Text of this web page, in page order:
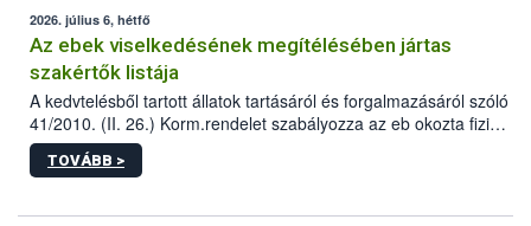
2026. július 6, hétfő
Az ebek viselkedésének megítélésében jártas
szakértők listája
A kedvtelésből tartott állatok tartásáról és forgalmazásáról szóló
41/2010. (II. 26.) Korm.rendelet szabályozza az eb okozta fizikai
sérülés, illetve ennek veszélye keletkezésekor felmerülő
hatósági feladatokat, valamint a veszélyes eb tartását és annak
vonni az ebek viselkedésének megítélésében jártas szakértőt.
TOVÁBB >